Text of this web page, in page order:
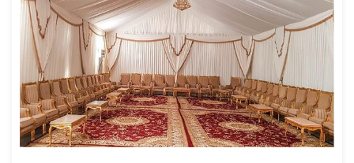
gobiernos, ONG y organizaciones internacionales
de ayuda.